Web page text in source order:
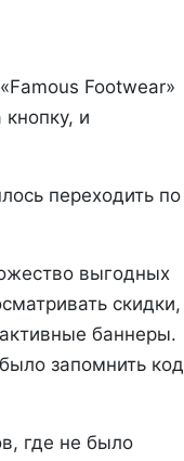
Footwear»
и
переходить по
выгодных
скидки,
баннеры.
запомнить код
где не было